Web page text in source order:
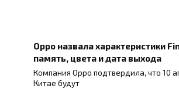
Oppo назвала характеристики
память, цвета и дата выхода
Компания Oppo подтвердила, что 10
Китае будут